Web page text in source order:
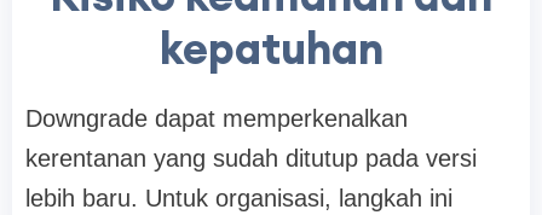
kepatuhan
Downgrade dapat memperkenalkan
kerentanan yang sudah ditutup pada versi
lebih baru. Untuk organisasi, langkah ini